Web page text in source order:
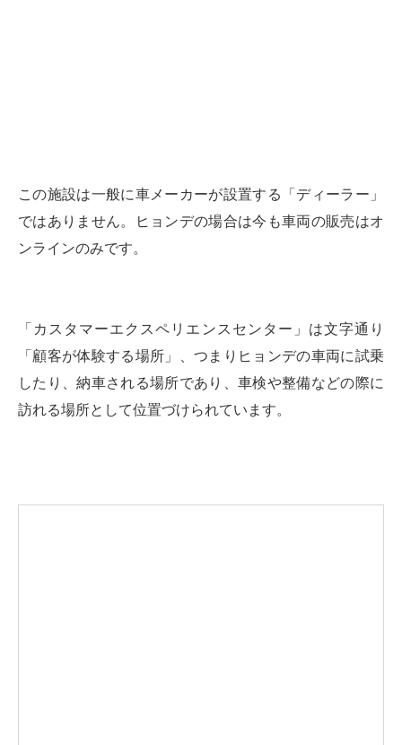
この施設は一般に車メーカーが設置する「ディーラー」
ではありません。ヒョンデの場合は今も車両の販売はオ
ンラインのみです。
「カスタマーエクスペリエンスセンター」は文字通り
「顧客が体験する場所」、つまりヒョンデの車両に試乗
したり、納車される場所であり、車検や整備などの際に
訪れる場所として位置づけられています。